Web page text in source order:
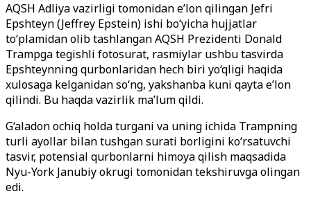
AQSH Adliya vazirligi tomonidan e’lon qilingan Jefri
Epshteyn (Jeffrey Epstein) ishi bo‘yicha hujjatlar
to‘plamidan olib tashlangan AQSH Prezidenti Donald
Trampga tegishli fotosurat, rasmiylar ushbu tasvirda
Epshteynning qurbonlaridan hech biri yo‘qligi haqida
xulosaga kelganidan so‘ng, yakshanba kuni qayta e’lon
qilindi. Bu haqda vazirlik ma’lum qildi.
G‘aladon ochiq holda turgani va uning ichida Trampning
turli ayollar bilan tushgan surati borligini ko‘rsatuvchi
tasvir, potensial qurbonlarni himoya qilish maqsadida
Nyu-York Janubiy okrugi tomonidan tekshiruvga olingan
edi.